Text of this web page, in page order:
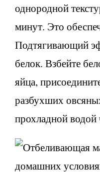
однородной
минут. Это
Подтягивающий
белок. Взбейте
яйца,
разбухших
прохладной водой